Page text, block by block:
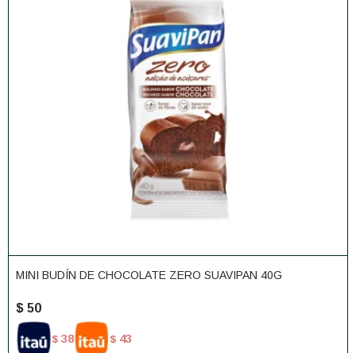
MINI BUDÍN DE CHOCOLATE ZERO SUAVIPAN 40G
$ 50
$ 38 $ 43